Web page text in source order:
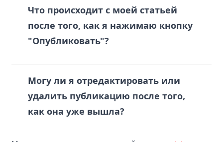
Что происходит с моей статьей
после того, как я нажимаю кнопку
"Опубликовать"?
Могу ли я отредактировать или
удалить публикацию после того,
как она уже вышла?